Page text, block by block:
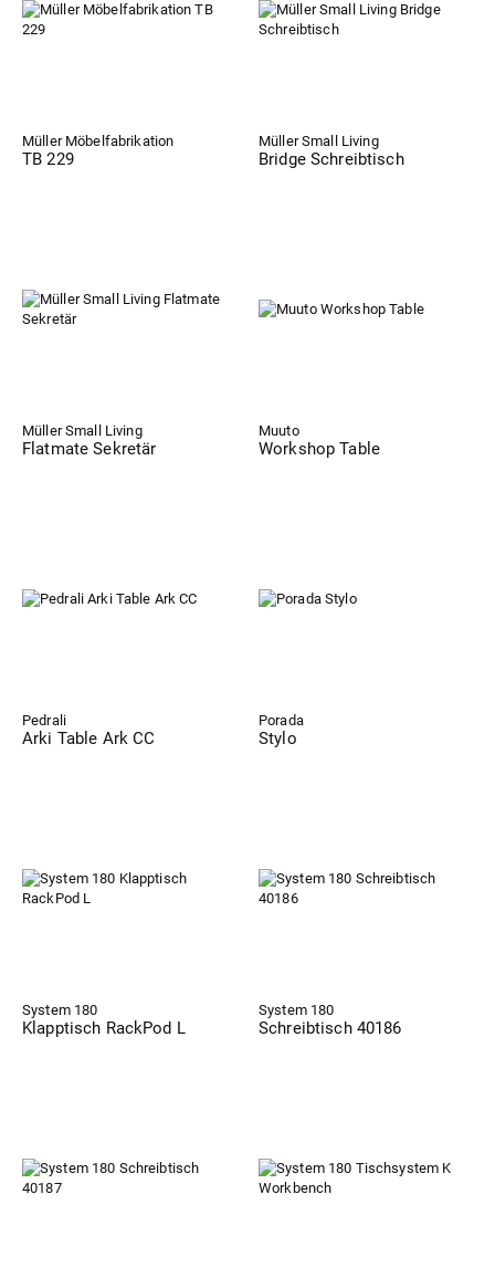
Müller Möbelfabrikation
TB 229
Müller Small Living
Bridge Schreibtisch
Müller Small Living
Flatmate Sekretär
Muuto
Workshop Table
Pedrali
Arki Table Ark CC
Porada
Stylo
System 180
Klapptisch RackPod L
System 180
Schreibtisch 40186